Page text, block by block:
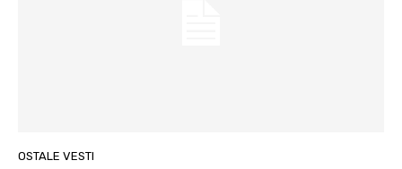
OSTALE VESTI